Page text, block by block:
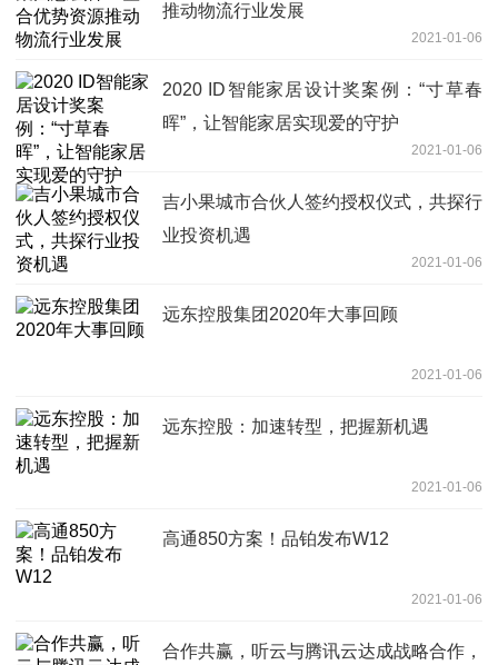
推动物流行业发展
2021-01-06
2020 ID智能家居设计奖案例：“寸草春
晖”，让智能家居实现爱的守护
2021-01-06
吉小果城市合伙人签约授权仪式，共探行
业投资机遇
2021-01-06
远东控股集团2020年大事回顾
2021-01-06
远东控股：加速转型，把握新机遇
2021-01-06
高通850方案！品铂发布W12
2021-01-06
合作共赢，听云与腾讯云达成战略合作，